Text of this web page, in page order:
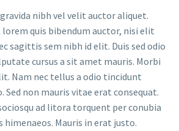
nibh vel velit auctor aliquet.
quis bibendum auctor, nisi elit
sagittis sem nibh id elit. Duis sed odio
cursus a sit amet mauris. Morbi
Nam nec tellus a odio tincidunt
Sed non mauris vitae erat consequat.
ad litora torquent per conubia
Mauris in erat justo.